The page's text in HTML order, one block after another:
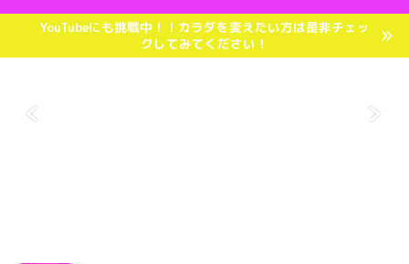
YouTubeにも挑戦中！！カラダを変えたい方は是非チェッ
クしてみてください！